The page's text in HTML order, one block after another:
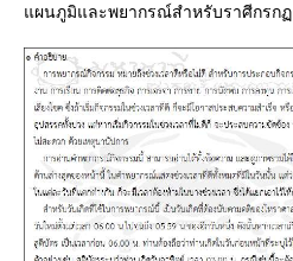
ผนภูมิและพยากรณ์สำหรับราศีกรก